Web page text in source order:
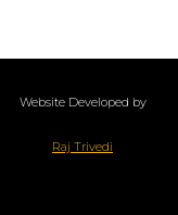
Website Developed by
Raj Trivedi